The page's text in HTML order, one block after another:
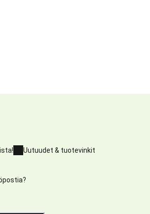
Uutuudet & tuotevinkit